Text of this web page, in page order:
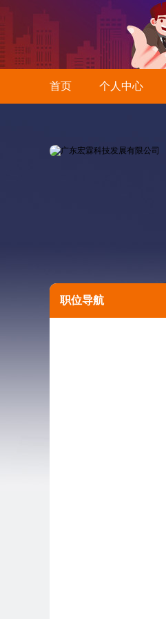
首页 个人中心
职位导航